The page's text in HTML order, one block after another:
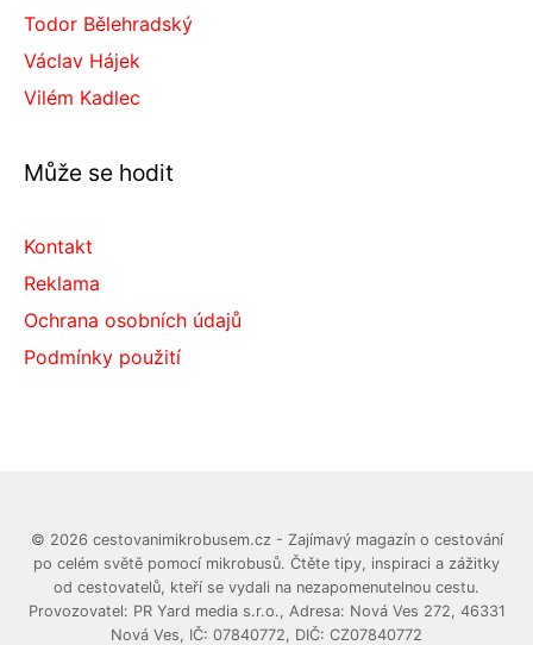
Todor Bělehradský
Václav Hájek
Vilém Kadlec
Může se hodit
Kontakt
Reklama
Ochrana osobních údajů
Podmínky použití
© 2026 cestovanimikrobusem.cz - Zajímavý magazín o cestování
po celém světě pomocí mikrobusů. Čtěte tipy, inspiraci a zážitky
od cestovatelů, kteří se vydali na nezapomenutelnou cestu.
Provozovatel: PR Yard media s.r.o., Adresa: Nová Ves 272, 46331
Nová Ves, IČ: 07840772, DIČ: CZ07840772